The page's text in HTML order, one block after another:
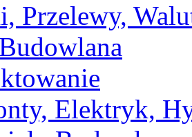
Przelewy,
Elektryk,